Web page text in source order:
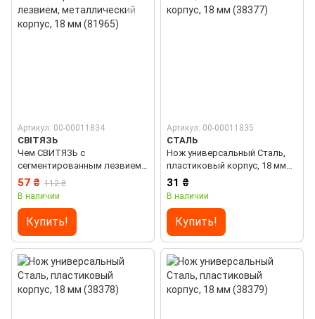
Артикул: 00-00011834
СВІТЯЗЬ
Чем СВИТЯЗЬ с
сегментированным лезвием,
металлический корпус, 18 мм
(81965)
57 ₴ 112 ₴
В наличии
Купить!
Артикул: 00-00011835
СТАЛЬ
Нож универсальный Сталь,
пластиковый корпус, 18 мм
(38377)
31 ₴
В наличии
Купить!